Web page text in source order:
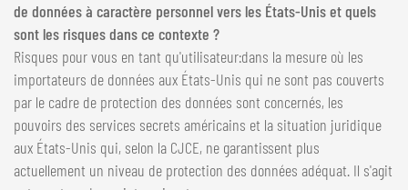
de données à caractère personnel vers les États-Unis et quels
sont les risques dans ce contexte ?
Risques pour vous en tant qu'utilisateur:dans la mesure où les
importateurs de données aux États-Unis qui ne sont pas couverts
par le cadre de protection des données sont concernés, les
pouvoirs des services secrets américains et la situation juridique
aux États-Unis qui, selon la CJCE, ne garantissent plus
actuellement un niveau de protection des données adéquat. Il s'agit